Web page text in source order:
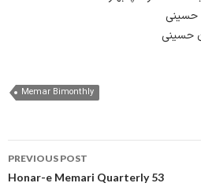
حسینی
حسینی
Memar Bimonthly
Post
navigation
PREVIOUS POST
Honar-e Memari Quarterly 53